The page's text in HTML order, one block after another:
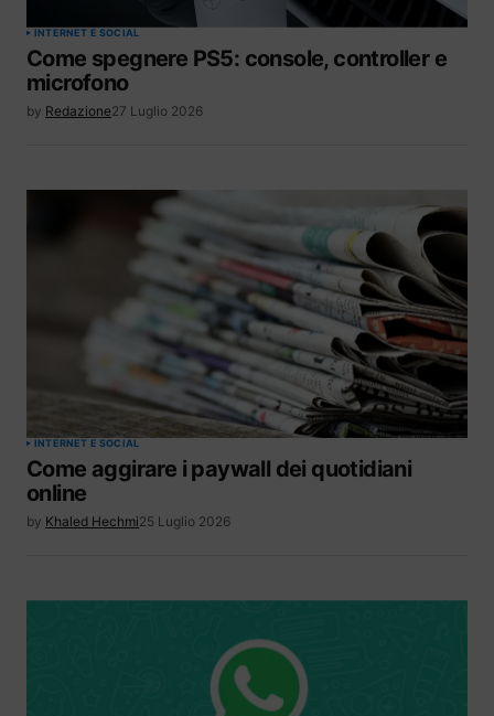
INTERNET E SOCIAL
Come spegnere PS5: console, controller e
microfono
by Redazione27 Luglio 2026
INTERNET E SOCIAL
Come aggirare i paywall dei quotidiani
online
by Khaled Hechmi25 Luglio 2026